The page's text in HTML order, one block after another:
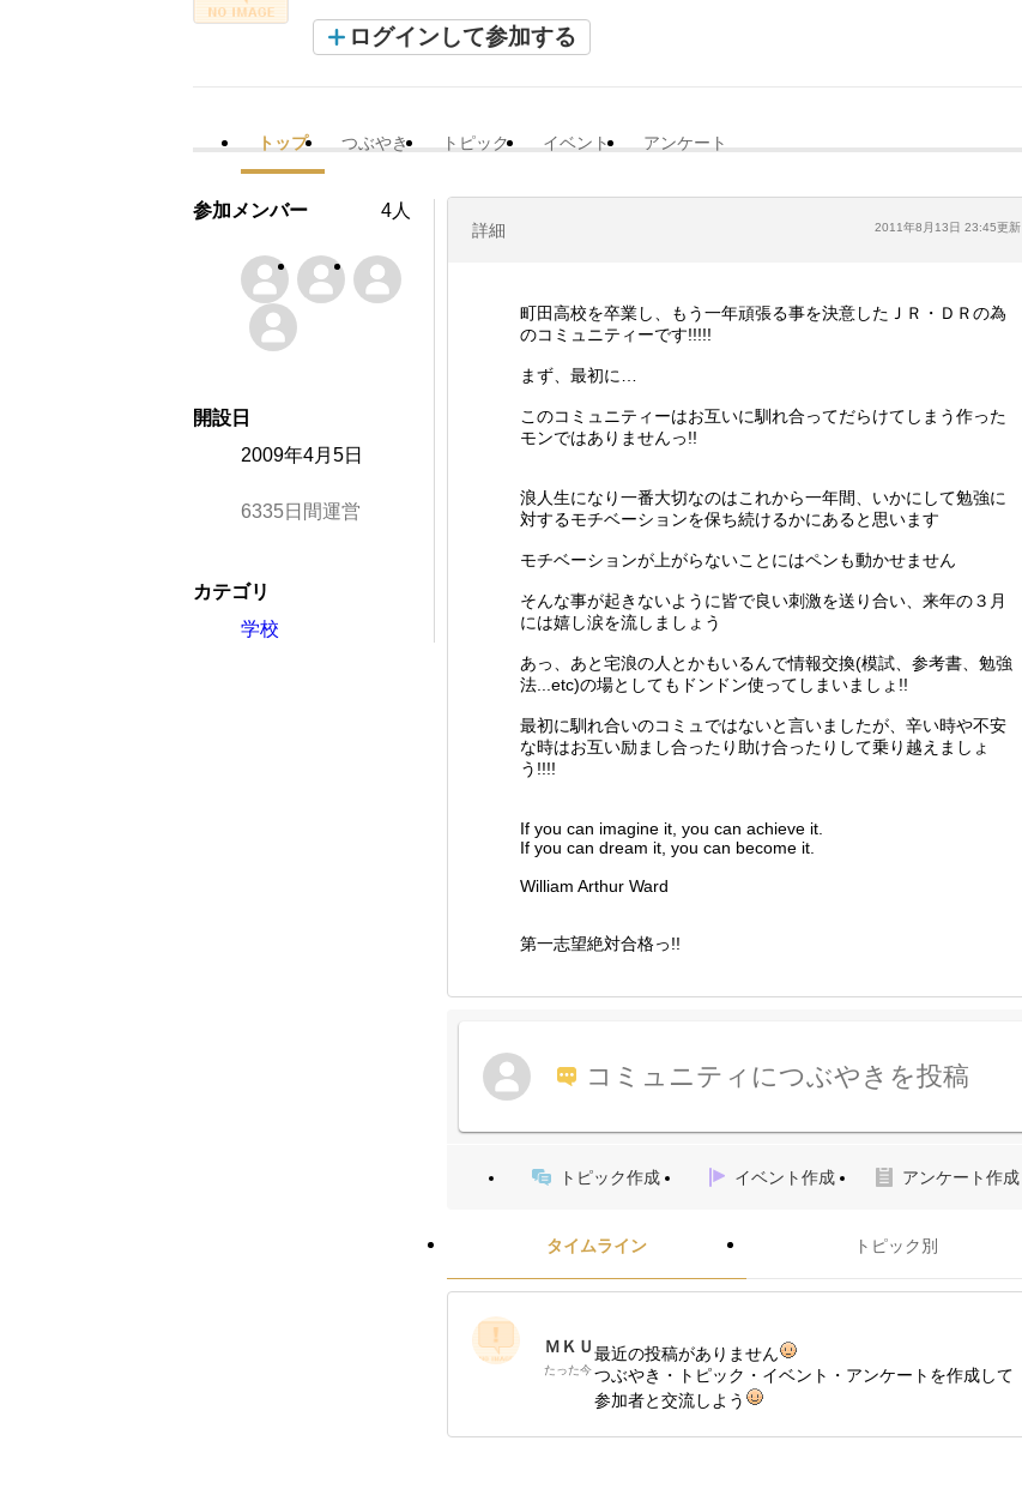
ログインして参加する
トップ つぶやき トピック イベント アンケート
詳細 2011年8月13日 23:45更新
町田高校を卒業し、もう一年頑張る事を決意したＪＲ・ＤＲの為
のコミュニティーです!!!!!
まず、最初に…
このコミュニティーはお互いに馴れ合ってだらけてしまう作った
モンではありませんっ!!
浪人生になり一番大切なのはこれから一年間、いかにして勉強に
対するモチベーションを保ち続けるかにあると思います
モチベーションが上がらないことにはペンも動かせません
そんな事が起きないように皆で良い刺激を送り合い、来年の３月
には嬉し涙を流しましょう
あっ、あと宅浪の人とかもいるんで情報交換(模試、参考書、勉強
法...etc)の場としてもドンドン使ってしまいましょ!!
最初に馴れ合いのコミュではないと言いましたが、辛い時や不安
な時はお互い励まし合ったり助け合ったりして乗り越えましょ
う!!!!
If you can imagine it, you can achieve it.
If you can dream it, you can become it.
William Arthur Ward
第一志望絶対合格っ!!
コミュニティにつぶやきを投稿
トピック作成 イベント作成 アンケート作成
タイムライン トピック別
ＭＫＵ
たった今
最近の投稿がありません
つぶやき・トピック・イベント・アンケートを作成して
参加者と交流しよう
参加メンバー 4人
開設日
2009年4月5日
6335日間運営
カテゴリ
学校